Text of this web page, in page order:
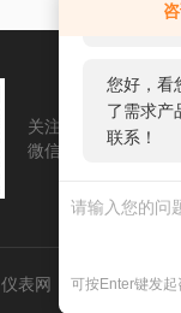
服务，
您好，看
了需求产
联系！
可按Enter键发起
关注我们
微信账号
仪表网 管理登陆